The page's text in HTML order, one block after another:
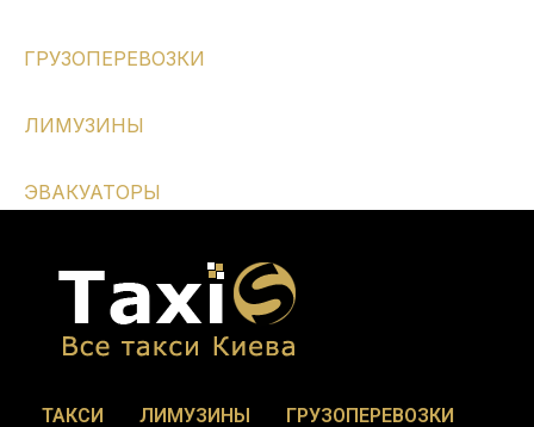
ГРУЗОПЕРЕВОЗКИ
ЛИМУЗИНЫ
ЭВАКУАТОРЫ
ТАКСИ ЛИМУЗИНЫ ГРУЗОПЕРЕВОЗКИ